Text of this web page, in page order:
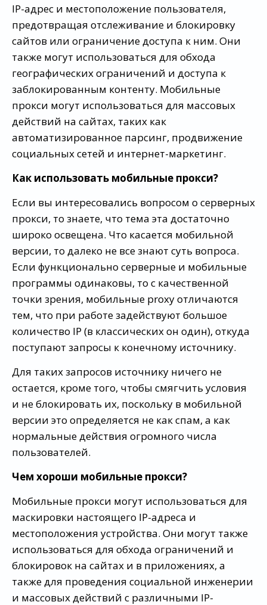
IP-адрес и местоположение пользователя,
предотвращая отслеживание и блокировку
сайтов или ограничение доступа к ним. Они
также могут использоваться для обхода
географических ограничений и доступа к
заблокированным контенту. Мобильные
прокси могут использоваться для массовых
действий на сайтах, таких как
автоматизированное парсинг, продвижение
социальных сетей и интернет-маркетинг.
Как использовать мобильные прокси?
Если вы интересовались вопросом о серверных
прокси, то знаете, что тема эта достаточно
широко освещена. Что касается мобильной
версии, то далеко не все знают суть вопроса.
Если функционально серверные и мобильные
программы одинаковы, то с качественной
точки зрения, мобильные proxy отличаются
тем, что при работе задействуют большое
количество IP (в классических он один), откуда
поступают запросы к конечному источнику.
Для таких запросов источнику ничего не
остается, кроме того, чтобы смягчить условия
и не блокировать их, поскольку в мобильной
версии это определяется не как спам, а как
нормальные действия огромного числа
пользователей.
Чем хороши мобильные прокси?
Мобильные прокси могут использоваться для
маскировки настоящего IP-адреса и
местоположения устройства. Они могут также
использоваться для обхода ограничений и
блокировок на сайтах и в приложениях, а
также для проведения социальной инженерии
и массовых действий с различными IP-